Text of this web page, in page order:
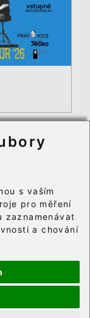
s vaším
pro měření
zaznamenávat
a chování
odkazy